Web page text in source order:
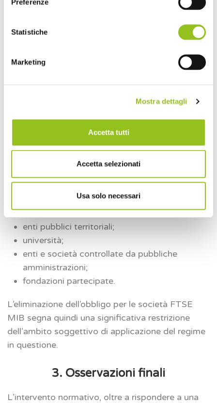
Preferenze
Statistiche
Marketing
Mostra dettagli
Accetta tutti
Accetta selezionati
Usa solo necessari
2. Split payment: campo di
continuerà comunque ad applicarsi, fino al 30
giugno 2026, per le operazioni effettuate nei
confronti dei soggetti pubblici e di enti/società
inclusi negli elenchi del Dipartimento delle
amministrazioni dello Stato;
enti pubblici territoriali;
università;
enti e società controllate da pubbliche
amministrazioni;
fondazioni partecipate.
L’eliminazione dell’obbligo per le società FTSE
MIB segna quindi una significativa restrizione
dell’ambito soggettivo di applicazione del regime
in questione.
3. Osservazioni finali
L’intervento normativo, oltre a rispondere a una